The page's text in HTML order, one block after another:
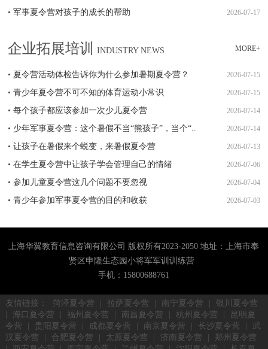
•
2026-07-17
军事夏令营对孩子的成长的帮助
MORE+
企业拓展培训 INDUSTRY NEWS
• 2026-07-15
夏令营活动体检告诉你为什么参加暑期夏令营？
•
2026-07-15
青少年夏令营不可不知的体育运动小常识
•
2026-07-14
每个孩子都应该参加一次少儿夏令营
•
2026-07-14
少年军事夏令营：这个暑假不当“熊孩子”，当个“..
•
2026-07-13
让孩子在暑假来个蜕变，来暑假夏令营
•
2026-07-06
在学生夏令营中让孩子学会管理自己的情绪
•
2026-07-04
参加儿童夏令营这几个问题不要忽视
•
2026-07-03
青少年参加军事夏令营的目的和收获
上海华翼教育信息咨询有限公司 版权所有2023-2050 地址：上海市奉
贤区申隆生态园小将军军训训练营
手机：15800688761
友情链接： 菏泽夏令营 拉萨夏令营 南宁夏令营
银川夏令营
海口夏令营 福州夏令营 南昌夏令营 杭州夏令营
昆明夏
令营
贵阳夏令营 成都夏令营 南京夏令营 长沙夏令营
武
汉夏令营
合肥夏令营 太原夏令营 济南夏令营
郑州夏令营